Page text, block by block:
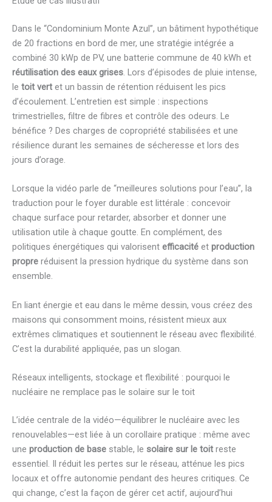
Dans le “Condominium Monte Azul”, un bâtiment hypothétique
de 20 fractions en bord de mer, une stratégie intégrée a
combiné 30 kWp de PV, une batterie commune de 40 kWh et
réutilisation des eaux grises. Lors d’épisodes de pluie intense,
le toit vert et un bassin de rétention réduisent les pics
d’écoulement. L’entretien est simple : inspections
trimestrielles, filtre de fibres et contrôle des odeurs. Le
bénéfice ? Des charges de copropriété stabilisées et une
résilience durant les semaines de sécheresse et lors des
jours d’orage.
Lorsque la vidéo parle de “meilleures solutions pour l’eau”, la
traduction pour le foyer durable est littérale : concevoir
chaque surface pour retarder, absorber et donner une
utilisation utile à chaque goutte. En complément, des
politiques énergétiques qui valorisent efficacité et production
propre réduisent la pression hydrique du système dans son
ensemble.
En liant énergie et eau dans le même dessin, vous créez des
maisons qui consomment moins, résistent mieux aux
extrêmes climatiques et soutiennent le réseau avec flexibilité.
C’est la durabilité appliquée, pas un slogan.
Réseaux intelligents, stockage et flexibilité : pourquoi le
nucléaire ne remplace pas le solaire sur le toit
L’idée centrale de la vidéo—équilibrer le nucléaire avec les
renouvelables—est liée à un corollaire pratique : même avec
une production de base stable, le solaire sur le toit reste
essentiel. Il réduit les pertes sur le réseau, atténue les pics
locaux et offre autonomie pendant des heures critiques. Ce
qui change, c’est la façon de gérer cet actif, aujourd’hui